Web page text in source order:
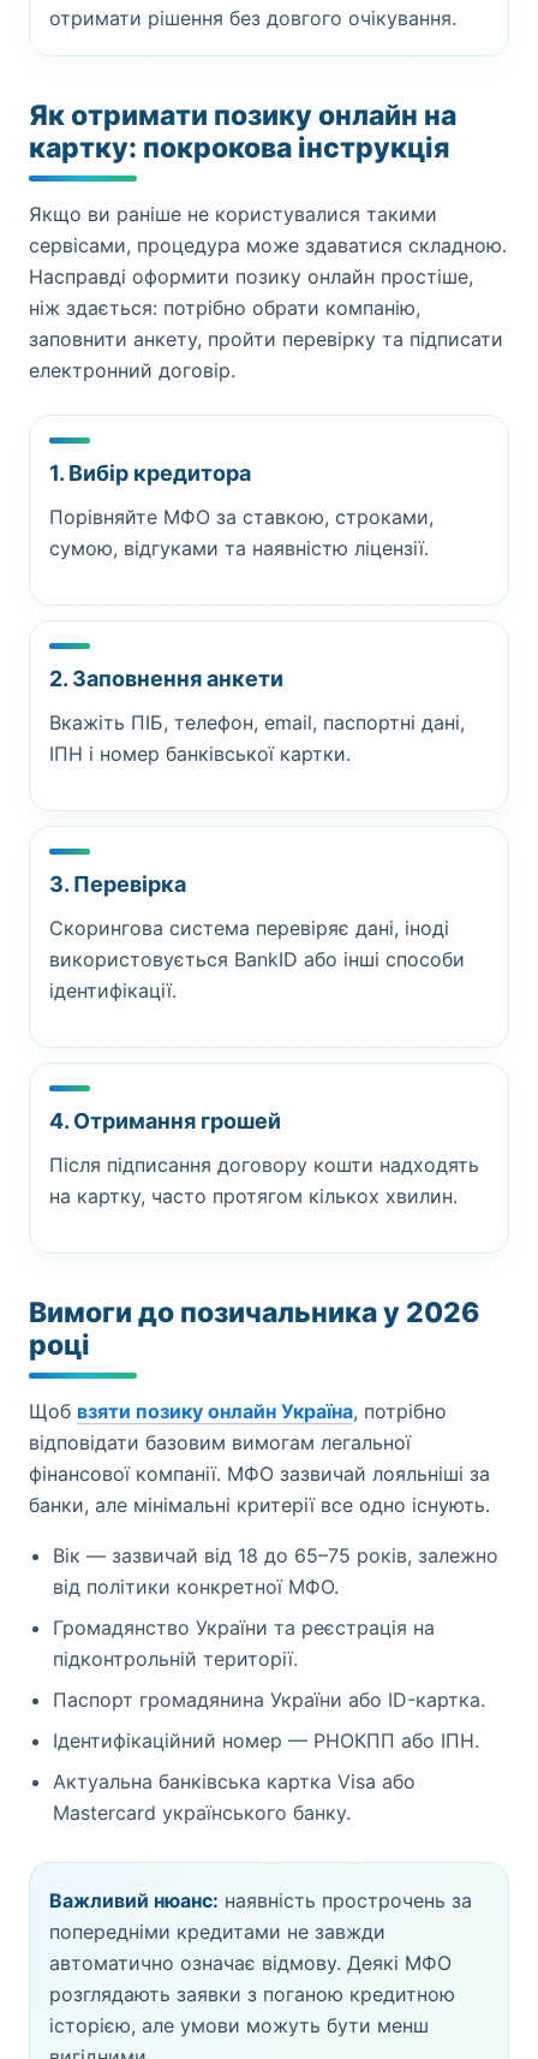
отримати рішення без довгого очікування.
Як отримати позику онлайн на
картку: покрокова інструкція
Якщо ви раніше не користувалися такими
сервісами, процедура може здаватися складною.
Насправді оформити позику онлайн простіше,
ніж здається: потрібно обрати компанію,
заповнити анкету, пройти перевірку та підписати
електронний договір.
1. Вибір кредитора
Порівняйте МФО за ставкою, строками,
сумою, відгуками та наявністю ліцензії.
2. Заповнення анкети
Вкажіть ПІБ, телефон, email, паспортні дані,
ІПН і номер банківської картки.
3. Перевірка
Скорингова система перевіряє дані, іноді
використовується BankID або інші способи
ідентифікації.
4. Отримання грошей
Після підписання договору кошти надходять
на картку, часто протягом кількох хвилин.
Вимоги до позичальника у 2026
році
Щоб взяти позику онлайн Україна, потрібно
відповідати базовим вимогам легальної
фінансової компанії. МФО зазвичай лояльніші за
банки, але мінімальні критерії все одно існують.
Вік — зазвичай від 18 до 65–75 років, залежно
від політики конкретної МФО.
Громадянство України та реєстрація на
підконтрольній території.
Паспорт громадянина України або ID-картка.
Ідентифікаційний номер — РНОКПП або ІПН.
Актуальна банківська картка Visa або
Mastercard українського банку.
Важливий нюанс: наявність прострочень за
попередніми кредитами не завжди
автоматично означає відмову. Деякі МФО
розглядають заявки з поганою кредитною
історією, але умови можуть бути менш